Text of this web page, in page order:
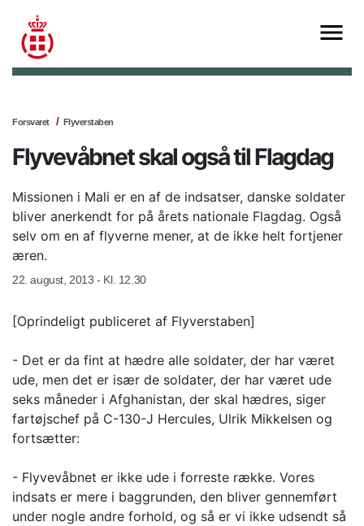
Forsvaret Flyverstaben
Flyvevåbnet skal også til Flagdag
Missionen i Mali er en af de indsatser, danske soldater
bliver anerkendt for på årets nationale Flagdag. Også
selv om en af flyverne mener, at de ikke helt fortjener
æren.
22. august, 2013 - Kl. 12.30
[Oprindeligt publiceret af Flyverstaben]
- Det er da fint at hædre alle soldater, der har været
ude, men det er især de soldater, der har været ude
seks måneder i Afghanistan, der skal hædres, siger
fartøjschef på C-130-J Hercules, Ulrik Mikkelsen og
fortsætter:
- Flyvevåbnet er ikke ude i forreste række. Vores
indsats er mere i baggrunden, den bliver gennemført
under nogle andre forhold, og så er vi ikke udsendt så